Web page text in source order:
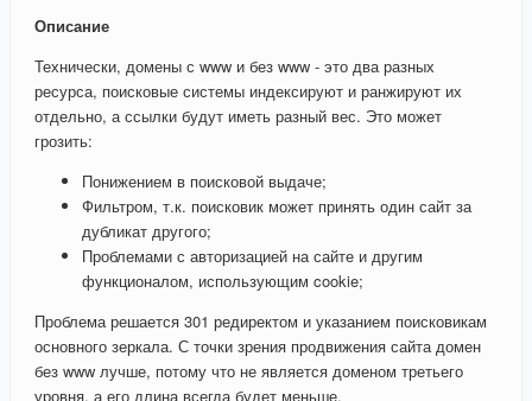
Описание
Технически, домены с www и без www - это два разных
ресурса, поисковые системы индексируют и ранжируют их
отдельно, а ссылки будут иметь разный вес. Это может
грозить:
Понижением в поисковой выдаче;
Фильтром, т.к. поисковик может принять один сайт за
дубликат другого;
Проблемами с авторизацией на сайте и другим
функционалом, использующим cookie;
Проблема решается 301 редиректом и указанием поисковикам
основного зеркала. С точки зрения продвижения сайта домен
без www лучше, потому что не является доменом третьего
уровня, а его длина всегда будет меньше.